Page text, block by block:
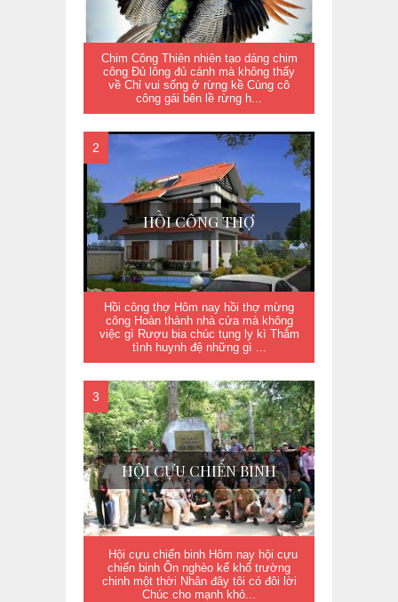
Chim Công Thiên nhiên tạo dáng chim
công Đủ lông đủ cánh mà không thấy
về Chỉ vui sống ở rừng kề Cùng cô
công gái bên lề rừng h...
HỒI CÔNG THỢ
Hồi công thợ Hôm nay hồi thợ mừng
công Hoàn thành nhà cửa mà không
việc gì Rượu bia chúc tụng ly kì Thắm
tình huynh đệ những gì ...
HỘI CỰU CHIẾN BINH
Hội cựu chiến binh Hôm nay hội cựu
chiến binh Ôn nghèo kể khổ trường
chinh một thời Nhân đây tôi có đôi lời
Chúc cho mạnh khỏ...